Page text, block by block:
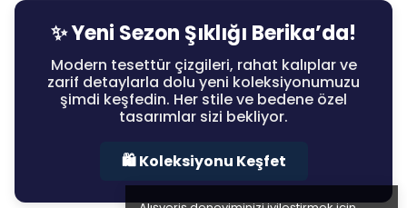
✨ Yeni Sezon Şıklığı Berika’da!
Modern tesettür çizgileri, rahat kalıplar ve
zarif detaylarla dolu yeni koleksiyonumuzu
şimdi keşfedin. Her stile ve bedene özel
tasarımlar sizi bekliyor.
🛍️ Koleksiyonu Keşfet